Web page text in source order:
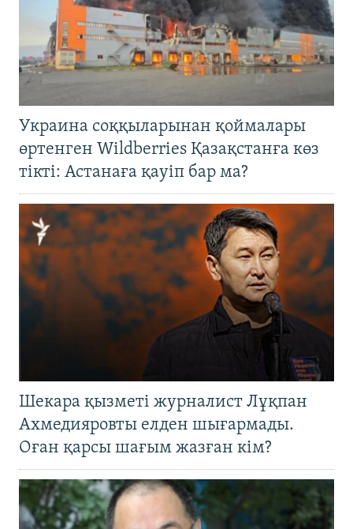
Украина соққыларынан қоймалары
өртенген Wildberries Қазақстанға көз
тікті: Астанаға қауіп бар ма?
Шекара қызметі журналист Лұқпан
Ахмедияровты елден шығармады.
Оған қарсы шағым жазған кім?